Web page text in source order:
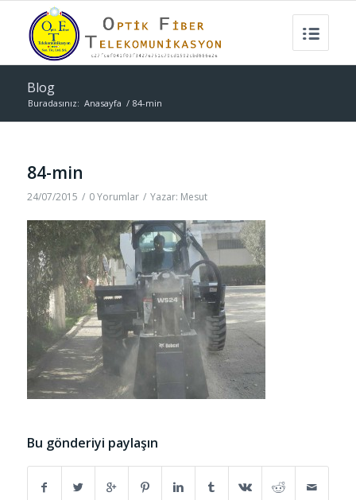
Blog
Buradasınız: Anasayfa / 84-min
84-min
24/07/2015 / 0 Yorumlar / Yazar: Mesut
Bu gönderiyi paylaşın